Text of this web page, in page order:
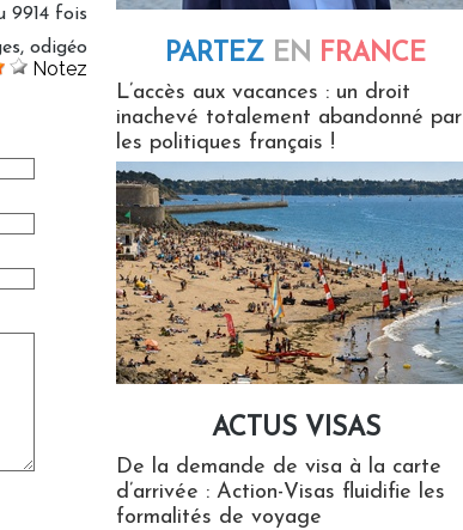
9914 fois
, odigéo
Notez
PARTEZ EN FRANCE
L’accès aux vacances : un droit
inachevé totalement abandonné par
les politiques français !
ACTUS VISAS
De la demande de visa à la carte
d’arrivée : Action-Visas fluidifie les
formalités de voyage